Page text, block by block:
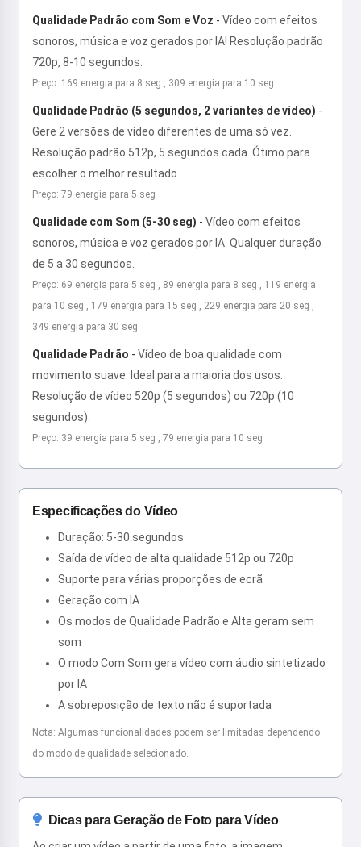
Qualidade Padrão com Som e Voz - Vídeo com efeitos
sonoros, música e voz gerados por IA! Resolução padrão
720p, 8-10 segundos.
Preço: 169 energia para 8 seg , 309 energia para 10 seg
Qualidade Padrão (5 segundos, 2 variantes de vídeo) -
Gere 2 versões de vídeo diferentes de uma só vez.
Resolução padrão 512p, 5 segundos cada. Ótimo para
escolher o melhor resultado.
Preço: 79 energia para 5 seg
Qualidade com Som (5-30 seg) - Vídeo com efeitos
sonoros, música e voz gerados por IA. Qualquer duração
de 5 a 30 segundos.
Preço: 69 energia para 5 seg , 89 energia para 8 seg , 119 energia
para 10 seg , 179 energia para 15 seg , 229 energia para 20 seg ,
349 energia para 30 seg
Qualidade Padrão - Vídeo de boa qualidade com
movimento suave. Ideal para a maioria dos usos.
Resolução de vídeo 520p (5 segundos) ou 720p (10
segundos).
Preço: 39 energia para 5 seg , 79 energia para 10 seg
Especificações do Vídeo
Duração: 5-30 segundos
Saída de vídeo de alta qualidade 512p ou 720p
Suporte para várias proporções de ecrã
Geração com IA
Os modos de Qualidade Padrão e Alta geram sem
som
O modo Com Som gera vídeo com áudio sintetizado
por IA
A sobreposição de texto não é suportada
Nota: Algumas funcionalidades podem ser limitadas dependendo
do modo de qualidade selecionado.
Dicas para Geração de Foto para Vídeo